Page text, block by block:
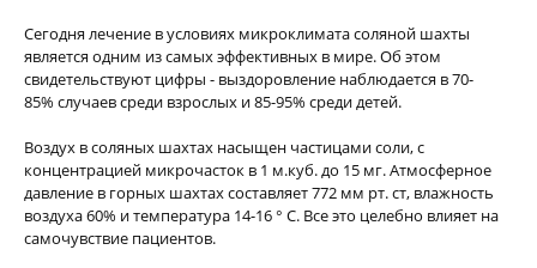
Сегодня лечение в условиях микроклимата соляной шахты
является одним из самых эффективных в мире. Об этом
свидетельствуют цифры - выздоровление наблюдается в 70-
85% случаев среди взрослых и 85-95% среди детей.
Воздух в соляных шахтах насыщен частицами соли, с
концентрацией микрочасток в 1 м.куб. до 15 мг. Атмосферное
давление в горных шахтах составляет 772 мм рт. ст, влажность
воздуха 60% и температура 14-16 ° С. Все это целебно влияет на
самочувствие пациентов.